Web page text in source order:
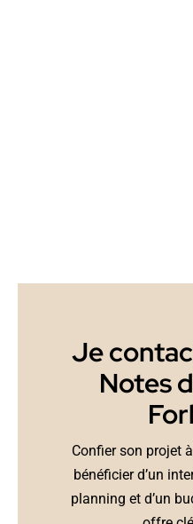
Je
Notes
Confier son projet
bénéficier d’un
planning et d’un